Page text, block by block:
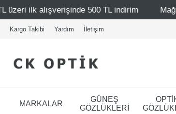
500 TL indirim Mağazalarımız –
Kargo Takibi Yardım İletişim
MARKALAR
GÜNEŞ
GÖZLÜKLERİ